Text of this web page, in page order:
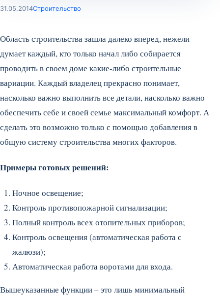
31.05.2014Строительство
Область строительства зашла далеко вперед, нежели
думает каждый, кто только начал либо собирается
проводить в своем доме какие-либо строительные
вариации. Каждый владелец прекрасно понимает,
насколько важно выполнить все детали, насколько важно
обеспечить себе и своей семье максимальный комфорт. А
сделать это возможно только с помощью добавления в
общую систему строительства многих факторов.
Примеры готовых решений:
Ночное освещение;
Контроль противопожарной сигнализации;
Полный контроль всех отопительных приборов;
Контроль освещения (автоматическая работа с
жалюзи);
Автоматическая работа воротами для входа.
Вышеуказанные функции – это лишь минимальный